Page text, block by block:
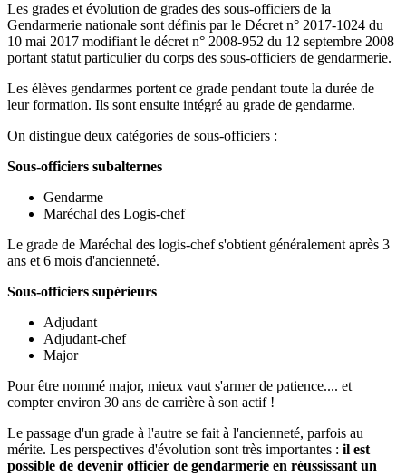
Les grades et évolution de grades des sous-officiers de la
Gendarmerie nationale sont définis par le Décret n° 2017-1024 du
10 mai 2017 modifiant le décret n° 2008-952 du 12 septembre 2008
portant statut particulier du corps des sous-officiers de gendarmerie.
Les élèves gendarmes portent ce grade pendant toute la durée de
leur formation. Ils sont ensuite intégré au grade de gendarme.
On distingue deux catégories de sous-officiers :
Sous-officiers subalternes
Gendarme
Maréchal des Logis-chef
Le grade de Maréchal des logis-chef s'obtient généralement après 3
ans et 6 mois d'ancienneté.
Sous-officiers supérieurs
Adjudant
Adjudant-chef
Major
Pour être nommé major, mieux vaut s'armer de patience.... et
compter environ 30 ans de carrière à son actif !
Le passage d'un grade à l'autre se fait à l'ancienneté, parfois au
mérite. Les perspectives d'évolution sont très importantes : il est
possible de devenir officier de gendarmerie en réussissant un